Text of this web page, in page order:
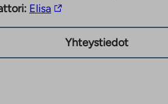
ElisaLinkki
vie
ulkopuoliseen
palveluun.
Yhteystiedot